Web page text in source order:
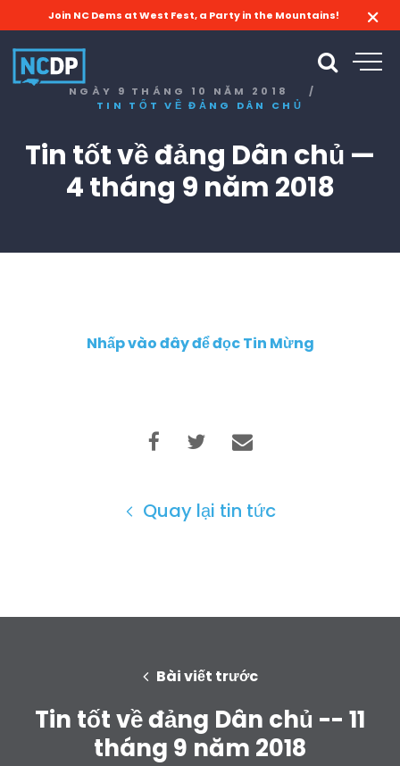
Join NC Dems at West Fest, a Party in the Mountains!
NGÀY 9 THÁNG 10 NĂM 2018
/
TIN TỐT VỀ ĐẢNG DÂN CHỦ
Tin tốt về đảng Dân chủ —
4 tháng 9 năm 2018
Nhấp vào đây để đọc Tin Mừng
Quay lại tin tức
Bài viết trước
Tin tốt về đảng Dân chủ -- 11
tháng 9 năm 2018